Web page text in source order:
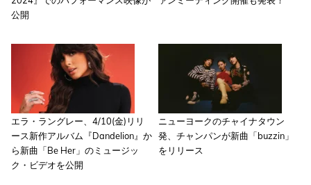
公開
エラ・ラングレー、4/10(金)リリ
ース新作アルバム『Dandelion』か
ら新曲「Be Her」のミュージッ
ク・ビデオを公開
ニューヨークのチャイナタウン
発、チャンパンが新曲「buzzin」
をリリース